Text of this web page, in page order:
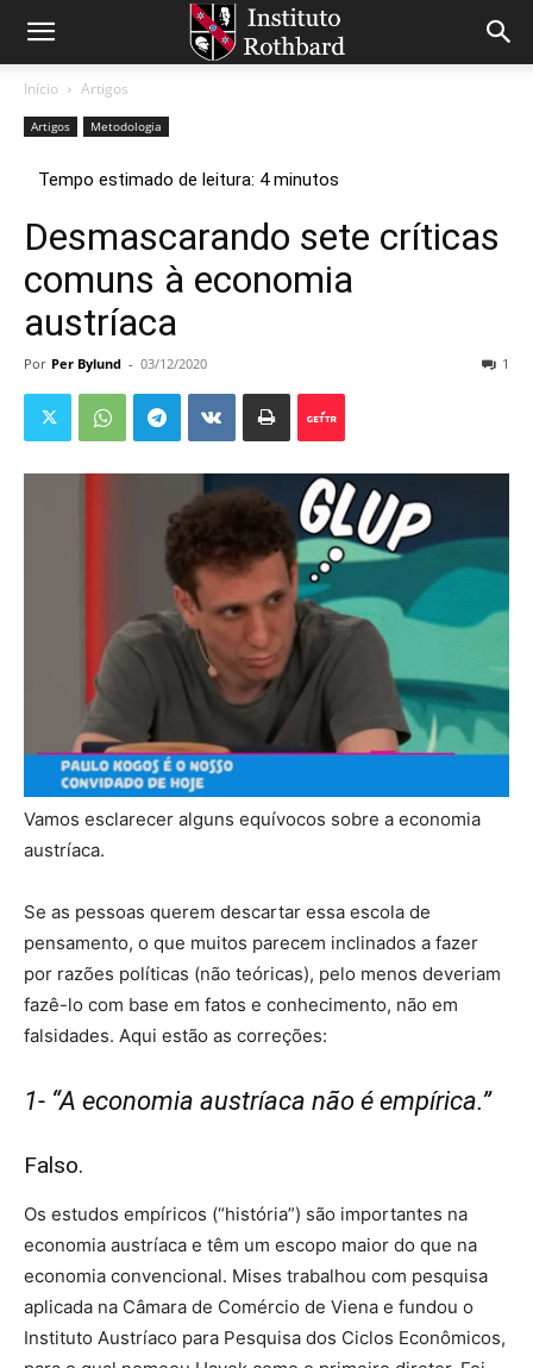
Início Artigos
Artigos Metodologia
Desmascarando sete críticas
comuns à economia
austríaca
Por Per Bylund - 03/12/2020 1
Vamos esclarecer alguns equívocos sobre a economia
austríaca.
Se as pessoas querem descartar essa escola de
pensamento, o que muitos parecem inclinados a fazer
por razões políticas (não teóricas), pelo menos deveriam
fazê-lo com base em fatos e conhecimento, não em
falsidades. Aqui estão as correções:
1- “A economia austríaca não é empírica.”
Falso.
Os estudos empíricos (“história”) são importantes na
economia austríaca e têm um escopo maior do que na
economia convencional. Mises trabalhou com pesquisa
aplicada na Câmara de Comércio de Viena e fundou o
Instituto Austríaco para Pesquisa dos Ciclos Econômicos,